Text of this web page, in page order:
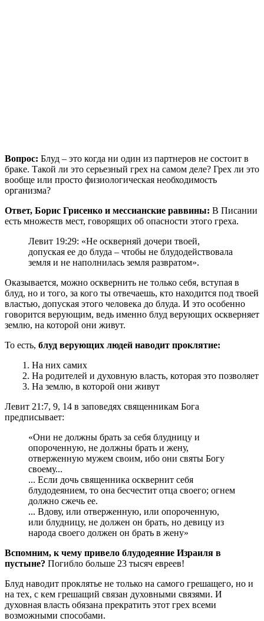
Вопрос: Блуд – это когда ни один из партнеров не состоит в
браке. Такой ли это серьезный грех на самом деле? Грех ли это
вообще или просто физиологическая необходимость
организма?
Ответ, Борис Грисенко и мессианские раввины: В Писании
есть множеств мест, говорящих об опасности этого греха.
Левит 19:29: «Не оскверняй дочери твоей,
допуская ее до блуда – чтобы не блудодействовала
земля и не наполнилась земля развратом».
Оказывается, можно осквернить не только себя, вступая в
блуд, но и того, за кого ты отвечаешь, кто находится под твоей
властью, допуская этого человека до блуда. И это особенно
говорится верующим, ведь именно блуд верующих оскверняет
землю, на которой они живут.
То есть, блуд верующих людей наводит проклятие:
1. На них самих
2. На родителей и духовную власть, которая это позволяет
3. На землю, в которой они живут
Левит 21:7, 9, 14 в заповедях священникам Бога
предписывает:
«Они не должны брать за себя блудницу и
опороченную, не должны брать и жену,
отверженную мужем своим, ибо они святы Богу
своему...
... Если дочь священника осквернит себя
блудодеянием, то она бесчестит отца своего; огнем
должно сжечь ее.
... Вдову, или отверженную, или опороченную,
или блудницу, не должен он брать, но девицу из
народа своего должен он брать в жену»
Вспомним, к чему привело блудодеяние Израиля в
пустыне? Погибло больше 23 тысяч евреев!
Блуд наводит проклятье не только на самого грешащего, но и
на тех, с кем грешащий связан духовными связями. И
духовная власть обязана прекратить этот грех всеми
возможными способами.